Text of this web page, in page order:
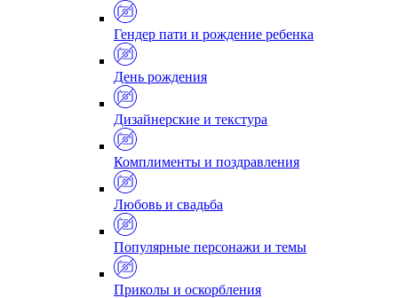
Гендер пати и рождение ребенка
День рождения
Дизайнерские и текстура
Комплименты и поздравления
Любовь и свадьба
Популярные персонажи и темы
Приколы и оскорбления